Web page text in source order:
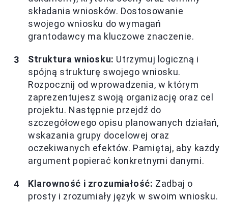
składania wniosków. Dostosowanie
swojego wniosku do wymagań
grantodawcy ma kluczowe znaczenie.
Struktura wniosku: Utrzymuj logiczną i
spójną strukturę swojego wniosku.
Rozpocznij od wprowadzenia, w którym
zaprezentujesz swoją organizację oraz cel
projektu. Następnie przejdź do
szczegółowego opisu planowanych działań,
wskazania grupy docelowej oraz
oczekiwanych efektów. Pamiętaj, aby każdy
argument popierać konkretnymi danymi.
Klarowność i zrozumiałość: Zadbaj o
prosty i zrozumiały język w swoim wniosku.